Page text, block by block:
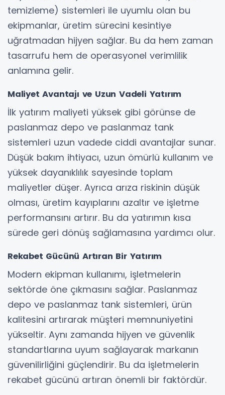
temizleme) sistemleri ile uyumlu olan bu
ekipmanlar, üretim sürecini kesintiye
uğratmadan hijyen sağlar. Bu da hem zaman
tasarrufu hem de operasyonel verimlilik
anlamına gelir.
Maliyet Avantajı ve Uzun Vadeli Yatırım
İlk yatırım maliyeti yüksek gibi görünse de
paslanmaz depo ve paslanmaz tank
sistemleri uzun vadede ciddi avantajlar sunar.
Düşük bakım ihtiyacı, uzun ömürlü kullanım ve
yüksek dayanıklılık sayesinde toplam
maliyetler düşer. Ayrıca arıza riskinin düşük
olması, üretim kayıplarını azaltır ve işletme
performansını artırır. Bu da yatırımın kısa
sürede geri dönüş sağlamasına yardımcı olur.
Rekabet Gücünü Artıran Bir Yatırım
Modern ekipman kullanımı, işletmelerin
sektörde öne çıkmasını sağlar. Paslanmaz
depo ve paslanmaz tank sistemleri, ürün
kalitesini artırarak müşteri memnuniyetini
yükseltir. Aynı zamanda hijyen ve güvenlik
standartlarına uyum sağlayarak markanın
güvenilirliğini güçlendirir. Bu da işletmelerin
rekabet gücünü artıran önemli bir faktördür.